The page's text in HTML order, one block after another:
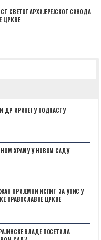
СВЕТОГ АРХИЈЕРЕЈСКОГ СИНОДА
ЦРКВЕ
ДР ИРИНЕЈ У ПОДКАСТУ
ХРАМУ У НОВОМ САДУ
ПРИЈЕМНИ ИСПИТ ЗА УПИС У
ПРАВОСЛАВНЕ ЦРКВЕ
ВЛАДЕ ПОСЕТИЛА